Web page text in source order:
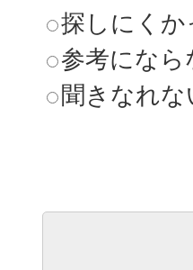
探しにくか
参考になら
聞きなれな